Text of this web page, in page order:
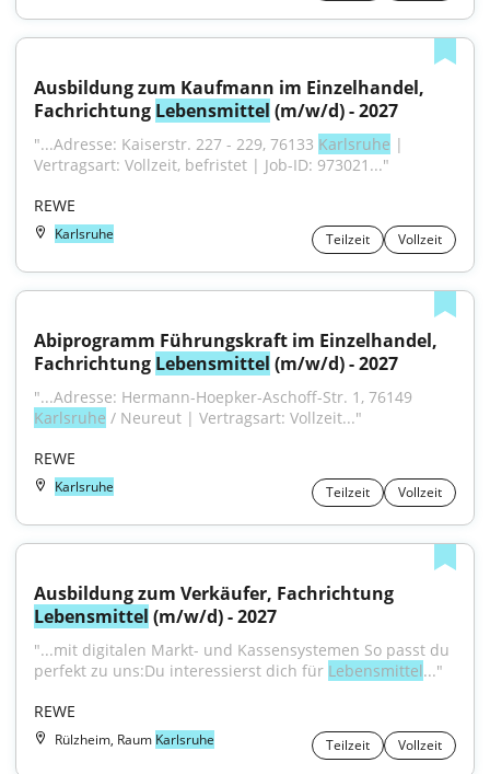
Ausbildung zum Kaufmann im Einzelhandel,
Fachrichtung Lebensmittel (m/w/d) - 2027
"...Adresse: Kaiserstr. 227 - 229, 76133 Karlsruhe |
Vertragsart: Vollzeit, befristet | Job-ID: 973021..."
REWE
Karlsruhe Teilzeit Vollzeit
Abiprogramm Führungskraft im Einzelhandel,
Fachrichtung Lebensmittel (m/w/d) - 2027
Karlsruhe / Neureut | Vertragsart: Vollzeit..."
REWE
Karlsruhe Teilzeit Vollzeit
Lebensmittel (m/w/d) - 2027
"...mit digitalen Markt- und Kassensystemen So passt du
perfekt zu uns:Du interessierst dich für Lebensmittel..."
REWE
Rülzheim, Raum Karlsruhe Teilzeit Vollzeit